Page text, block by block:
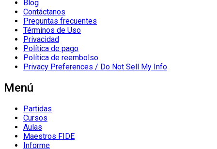
Blog
Contáctanos
Preguntas frecuentes
Términos de Uso
Privacidad
Política de pago
Política de reembolso
Privacy Preferences / Do Not Sell My Info
Menú
Partidas
Cursos
Aulas
Maestros FIDE
Informe